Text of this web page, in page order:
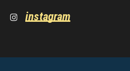
instagram